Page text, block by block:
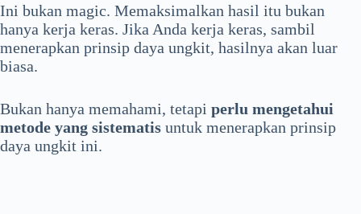
Ini bukan magic. Memaksimalkan hasil itu bukan
hanya kerja keras. Jika Anda kerja keras, sambil
menerapkan prinsip daya ungkit, hasilnya akan luar
biasa.
Bukan hanya memahami, tetapi perlu mengetahui
metode yang sistematis untuk menerapkan prinsip
daya ungkit ini.